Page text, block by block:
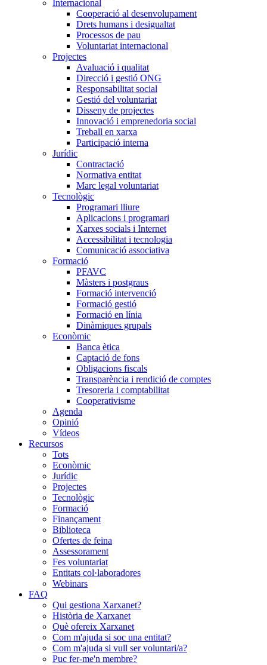
Internacional
Cooperació al desenvolupament
Drets humans i desigualtat
Processos de pau
Voluntariat internacional
Projectes
Avaluació i qualitat
Direcció i gestió ONG
Responsabilitat social
Gestió del voluntariat
Disseny de projectes
Innovació i emprenedoria social
Treball en xarxa
Participació interna
Jurídic
Contractació
Normativa entitat
Marc legal voluntariat
Tecnològic
Programari lliure
Aplicacions i programari
Xarxes socials i Internet
Accessibilitat i tecnologia
Comunicació associativa
Formació
PFAVC
Màsters i postgraus
Formació intervenció
Formació gestió
Formació en línia
Dinàmiques grupals
Econòmic
Banca ètica
Captació de fons
Obligacions fiscals
Transparència i rendició de comptes
Tresoreria i comptabilitat
Cooperativisme
Agenda
Opinió
Vídeos
Recursos
Tots
Econòmic
Jurídic
Projectes
Tecnològic
Formació
Finançament
Biblioteca
Ofertes de feina
Assessorament
Fes voluntariat
Entitats col·laboradores
Webinars
FAQ
Qui gestiona Xarxanet?
Història de Xarxanet
Què ofereix Xarxanet
Com m'ajuda si soc una entitat?
Com m'ajuda si vull ser voluntari/a?
Puc fer-me'n membre?